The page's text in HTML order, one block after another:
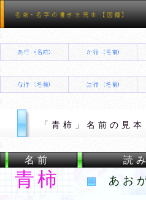
「青柿」名前の見
名前 読
青柿 あお